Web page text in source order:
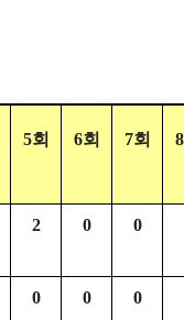
5회 6회 7회
2 0 0
0 0 0